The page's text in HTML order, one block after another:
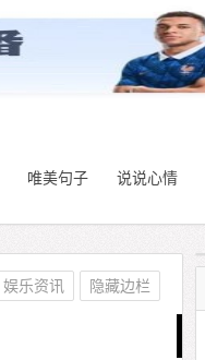
唯美句子 说说心情
娱乐资讯 隐藏边栏